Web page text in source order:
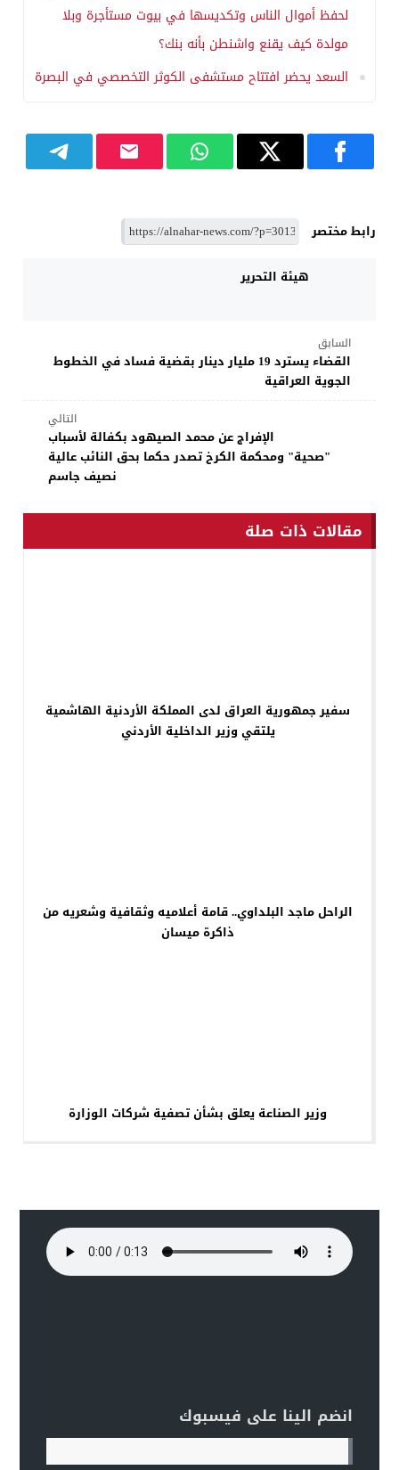
لحفظ أموال الناس وتكديسها في بيوت مستأجرة وبلا
مولدة كيف يقنع واشنطن بأنه بنك؟
السعد يحضر افتتاح مستشفى الكوثر التخصصي في البصرة
رابط مختصر
هيئة التحرير
السابق
القضاء يسترد 19 مليار دينار بقضية فساد في الخطوط
الجوية العراقية
التالي
الإفراج عن محمد الصيهود بكفالة لأسباب
"صحية" ومحكمة الكرخ تصدر حكما بحق النائب عالية
نصيف جاسم
مقالات ذات صلة
سفير جمهورية العراق لدى المملكة الأردنية الهاشمية
يلتقي وزير الداخلية الأردني
الراحل ماجد البلداوي.. قامة أعلاميه وثقافية وشعريه من
ذاكرة ميسان
وزير الصناعة يعلق بشأن تصفية شركات الوزارة
انضم الينا على فيسبوك